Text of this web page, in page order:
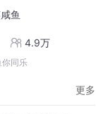
鱼
4.9万
你同乐
更多